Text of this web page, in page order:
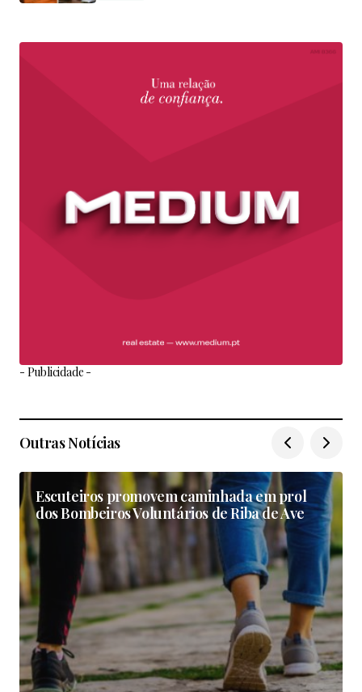
- Publicidade -
Outras Notícias
Escuteiros promovem caminhada em prol
dos Bombeiros Voluntários de Riba de Ave